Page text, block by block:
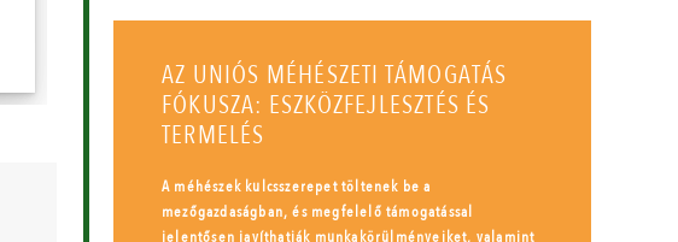
AZ UNIÓS MÉHÉSZETI TÁMOGATÁS
FÓKUSZA: ESZKÖZFEJLESZTÉS ÉS
TERMELÉS
A méhészek kulcsszerepet töltenek be a
mezőgazdaságban, és megfelelő támogatással
jelentősen javíthatják munkakörülményeiket, valamint